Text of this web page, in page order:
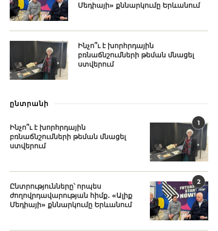
Մեդիայի» քննարկումը Երևանում
Ինչո՞ւ է խորհրդային
բռնաճնշումների թեման մնացել
ստվերում
ընտրանի
1
Ինչո՞ւ է խորհրդային
բռնաճնշումների թեման մնացել
ստվերում
2
Ընտրությունները՝ որպես
ժողովրդավարության հիմք․ «Ալիք
Մեդիայի» քննարկումը Երևանում